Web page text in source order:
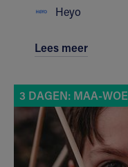
Heyo
Lees meer
3 DAGEN: MAA-WOE